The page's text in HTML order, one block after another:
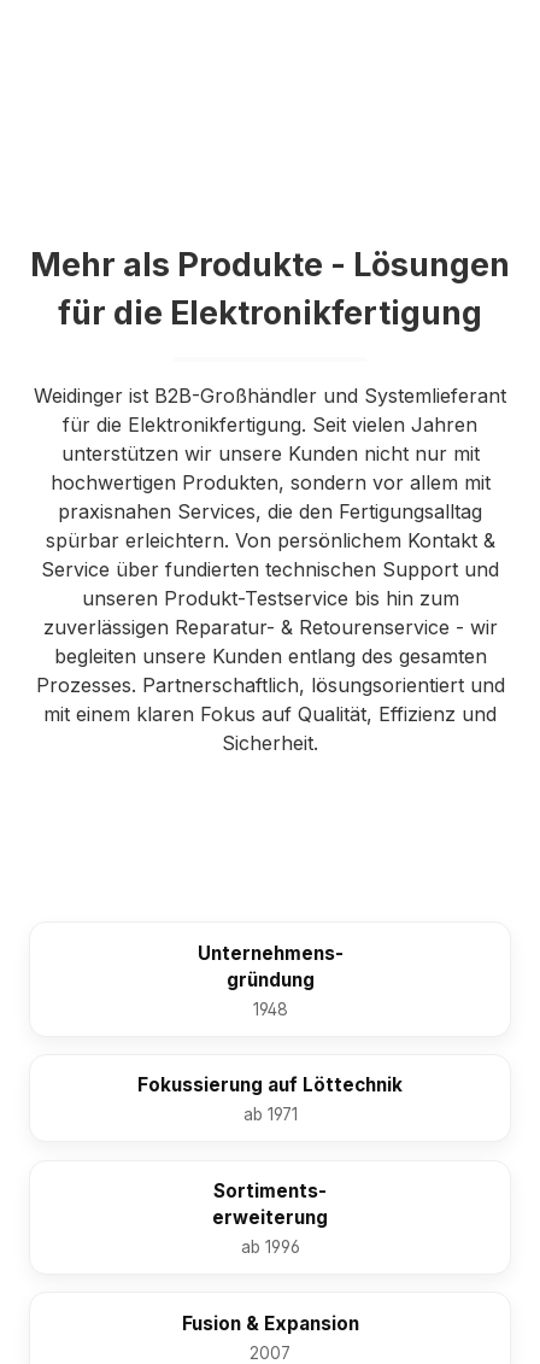
Mehr als Produkte - Lösungen
für die Elektronikfertigung
Weidinger ist B2B-Großhändler und Systemlieferant
für die Elektronikfertigung. Seit vielen Jahren
unterstützen wir unsere Kunden nicht nur mit
hochwertigen Produkten, sondern vor allem mit
praxisnahen Services, die den Fertigungsalltag
spürbar erleichtern. Von persönlichem Kontakt &
Service über fundierten technischen Support und
unseren Produkt-Testservice bis hin zum
zuverlässigen Reparatur- & Retourenservice - wir
begleiten unsere Kunden entlang des gesamten
Prozesses. Partnerschaftlich, lösungsorientiert und
mit einem klaren Fokus auf Qualität, Effizienz und
Sicherheit.
Unternehmens-
gründung
1948
Fokussierung auf Löttechnik
ab 1971
Sortiments-
erweiterung
ab 1996
Fusion & Expansion
2007